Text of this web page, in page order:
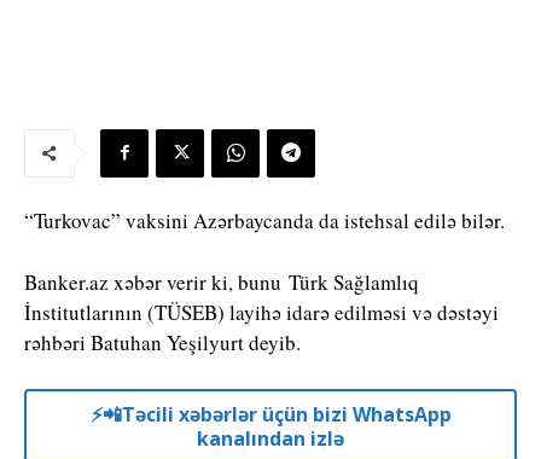
“Turkovac” vaksini Azərbaycanda da istehsal edilə bilər.
Banker.az xəbər verir ki, bunu Türk Sağlamlıq
İnstitutlarının (TÜSEB) layihə idarə edilməsi və dəstəyi
rəhbəri Batuhan Yeşilyurt deyib.
⚡️📲Təcili xəbərlər üçün bizi WhatsApp
kanalından izlə